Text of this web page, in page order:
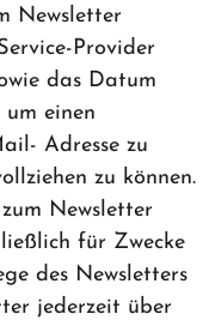
Newsletter
Provider
das Datum
einen
Adresse zu
zu können.
Newsletter
für Zwecke
des Newsletters
jederzeit über